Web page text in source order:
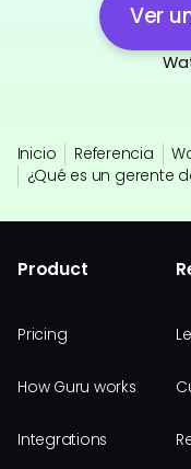
Ver
Inicio Referencia
¿Qué es un gerente
Product
Pricing
How Guru works
Integrations